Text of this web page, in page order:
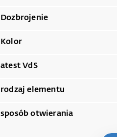
Dozbrojenie
Kolor
atest VdS
rodzaj elementu
sposób otwierania